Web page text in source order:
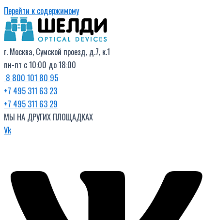
Перейти к содержимому
г. Москва, Сумской проезд, д.7, к.1
пн-пт с 10:00 до 18:00
8 800 101 80 95
+7 495 311 63 23
+7 495 311 63 29
МЫ НА ДРУГИХ ПЛОЩАДКАХ
Vk